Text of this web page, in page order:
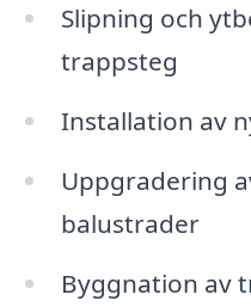
Slipning och
trappsteg
Installation av
Uppgradering
balustrader
Byggnation av